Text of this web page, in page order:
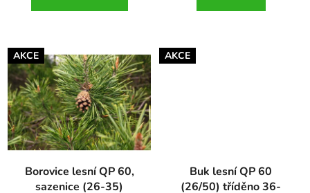
AKCE
Borovice lesní QP 60,
sazenice (26-35)
AKCE
Buk lesní QP 60
(26/50) tříděno 36-